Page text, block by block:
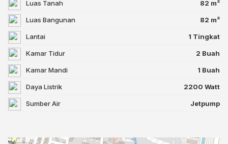
Luas Tanah 82 m²
Luas Bangunan 82 m²
Lantai 1 Tingkat
Kamar Tidur 2 Buah
Kamar Mandi 1 Buah
Daya Listrik 2200 Watt
Sumber Air Jetpump